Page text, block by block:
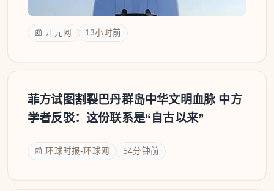
📰 开元网 13小时前
菲方试图割裂巴丹群岛中华文明血脉 中方
学者反驳：这份联系是“自古以来”
📰 环球时报-环球网 54分钟前